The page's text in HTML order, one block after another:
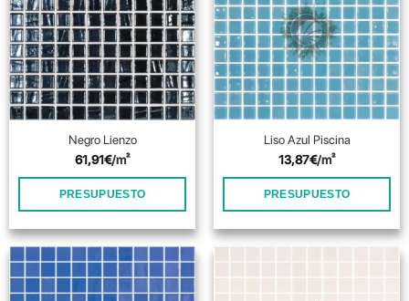
Negro Lienzo
61,91€/m²
PRESUPUESTO
Liso Azul Piscina
13,87€/m²
PRESUPUESTO